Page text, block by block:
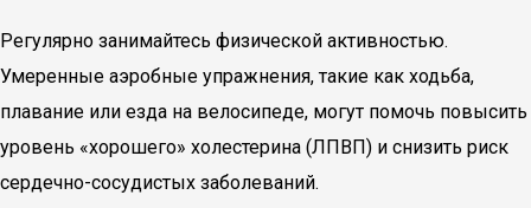
Регулярно занимайтесь физической активностью.
Умеренные аэробные упражнения, такие как ходьба,
плавание или езда на велосипеде, могут помочь повысить
уровень «хорошего» холестерина (ЛПВП) и снизить риск
сердечно-сосудистых заболеваний.